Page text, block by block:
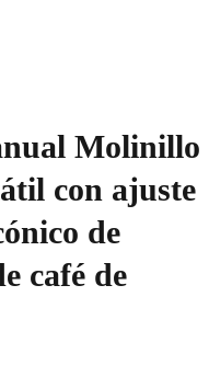
Molinillo
con ajuste
de
café de